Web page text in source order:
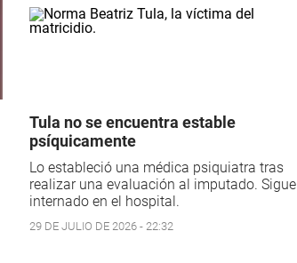
Tula no se encuentra estable
psíquicamente
Lo estableció una médica psiquiatra tras
realizar una evaluación al imputado. Sigue
internado en el hospital.
29 DE JULIO DE 2026 - 22:32